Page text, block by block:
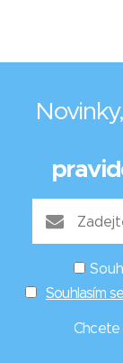
Souhlasím
Chcete